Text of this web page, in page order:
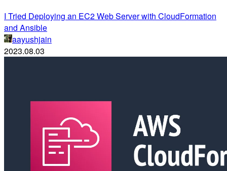
I Tried Deploying an EC2 Web Server with CloudFormation
and Ansible
aayushjain
2023.08.03